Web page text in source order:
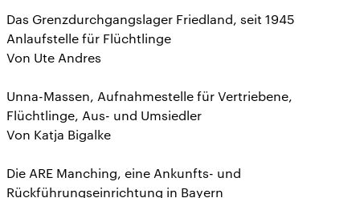
Das Grenzdurchgangslager Friedland, seit 1945
Anlaufstelle für Flüchtlinge
Von Ute Andres
Unna-Massen, Aufnahmestelle für Vertriebene,
Flüchtlinge, Aus- und Umsiedler
Von Katja Bigalke
Die ARE Manching, eine Ankunfts- und
Rückführungseinrichtung in Bayern